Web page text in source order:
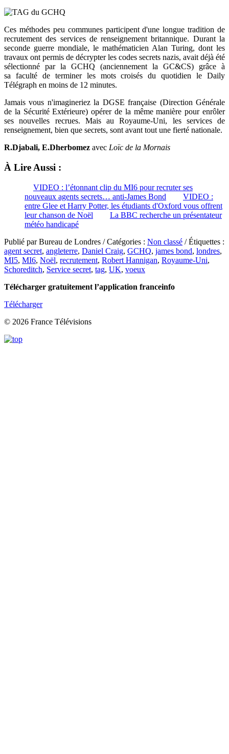
Ces méthodes peu communes participent d'une longue tradition de
recrutementdes services de renseignement britannique. Durant la
seconde guerre mondiale, le mathématicien Alan Turing, dont les
travaux ont permis de décrypter les codes secrets nazis, avait déjà été
sélectionné par la GCHQ (anciennement la GC&CS) grâce à
sa faculté de terminer les mots croisés du quotidien le Daily
Télégraph en moins de 12 minutes.
Jamais vous n'imagineriez la DGSE française (Direction Générale
de la Sécurité Extérieure) opérer de la même manière pour enrôler
ses nouvelles recrues. Mais au Royaume-Uni, les services de
renseignement, bien que secrets, sont avant tout une fierté nationale.
R.Djabali, E.Dherbomez avec Loïc de la Mornais
À Lire Aussi :
VIDEO : l’étonnant clip du MI6 pour recruter ses
nouveaux agents secrets… anti-James Bond
VIDEO :
entre Glee et Harry Potter, les étudiants d'Oxford vous offrent
leur chanson de Noël
La BBC recherche un présentateur
météo handicapé
Publié par Bureau de Londres / Catégories : Non classé / Étiquettes :
agent secret, angleterre, Daniel Craig, GCHQ, james bond, londres,
MI5, MI6, Noël, recrutement, Robert Hannigan, Royaume-Uni,
Schoreditch, Service secret, tag, UK, voeux
Télécharger gratuitement l’application franceinfo
Télécharger
© 2026 France Télévisions